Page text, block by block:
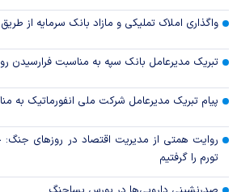
واگذاری املاک تملیکی و مازاد بانک سرمایه از
تبریک مدیرعامل بانک سپه به مناسبت فرارسیدن
پیام تبریک مدیرعامل شرکت ملی انفورماتیک به
روایت همتی از مدیریت اقتصاد در روزهای جنگ:
تورم را گرفتیم